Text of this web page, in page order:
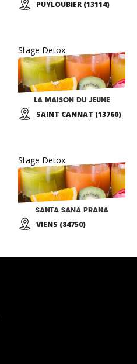
PUYLOUBIER (13114)
Stage Detox
LA MAISON DU JEUNE
SAINT CANNAT (13760)
Stage Detox
SANTA SANA PRANA
VIENS (84750)